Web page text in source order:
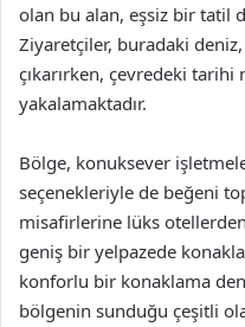
olan bu alan, eşsiz bir tatil
Ziyaretçiler, buradaki
çıkarırken, çevredeki tarihi
yakalamaktadır.
Bölge, konuksever
seçenekleriyle de beğeni
misafirlerine lüks
geniş bir yelpazede
konforlu bir konaklama
bölgenin sunduğu çeşitli